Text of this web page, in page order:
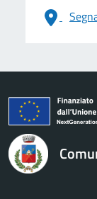
logo Unione Europea